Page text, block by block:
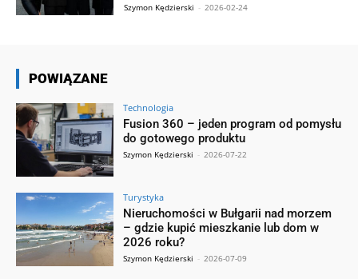
Szymon Kędzierski - 2026-02-24
POWIĄZANE
Technologia
Fusion 360 – jeden program od pomysłu
do gotowego produktu
Szymon Kędzierski - 2026-07-22
Turystyka
Nieruchomości w Bułgarii nad morzem
– gdzie kupić mieszkanie lub dom w
2026 roku?
Szymon Kędzierski - 2026-07-09